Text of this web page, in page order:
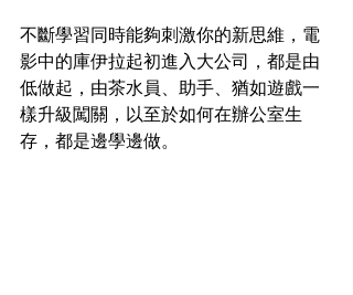
不斷學習同時能夠刺激你的新思維，電
影中的庫伊拉起初進入大公司，都是由
低做起，由茶水員、助手、猶如遊戲一
樣升級闖關，以至於如何在辦公室生
存，都是邊學邊做。